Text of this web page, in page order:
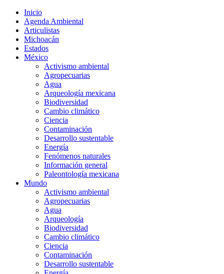
Inicio
Agenda Ambiental
Articulistas
Michoacán
Estados
México
Activismo ambiental
Agropecuarias
Agua
Arqueología mexicana
Biodiversidad
Cambio climático
Ciencia
Contaminación
Desarrollo sustentable
Energía
Fenómenos naturales
Información general
Paleontología mexicana
Mundo
Activismo ambiental
Agropecuarias
Agua
Arqueología
Biodiversidad
Cambio climático
Ciencia
Contaminación
Desarrollo sustentable